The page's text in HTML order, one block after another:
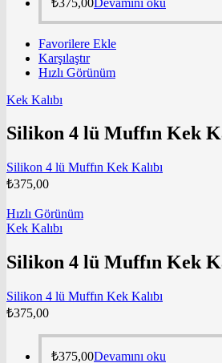
Favorilere Ekle
Karşılaştır
Hızlı Görünüm
Kek Kalıbı
Silikon 4 lü Muffın Kek
Silikon 4 lü Muffın Kek Kalıbı
₺375,00
Hızlı Görünüm
Kek Kalıbı
Silikon 4 lü Muffın Kek
Silikon 4 lü Muffın Kek Kalıbı
₺375,00
₺375,00Devamını oku